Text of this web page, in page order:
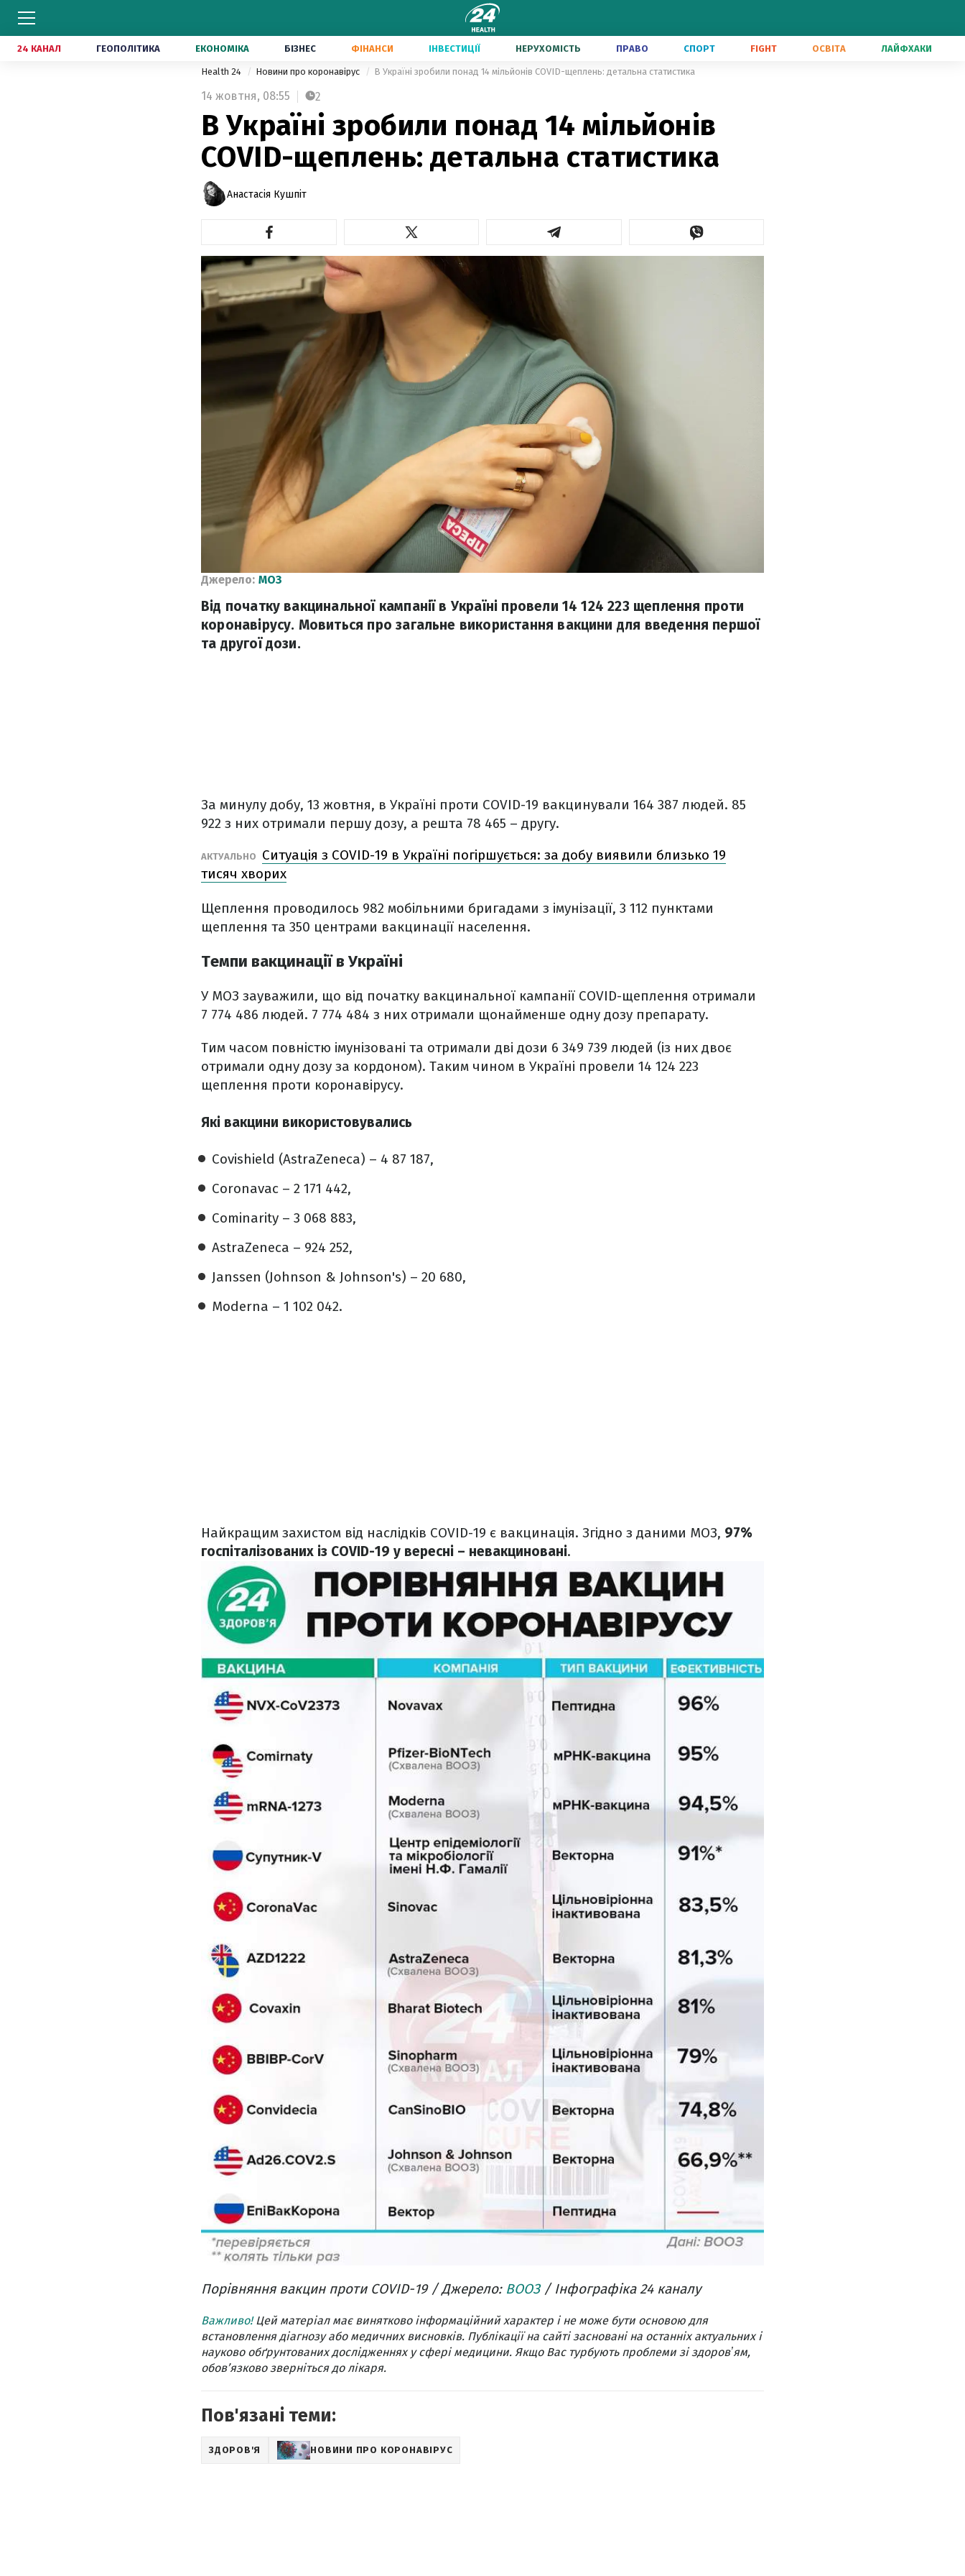
24 КАНАЛ ГЕОПОЛІТИКА ЕКОНОМІКА БІЗНЕС ФІНАНСИ ІНВЕСТИЦІЇ НЕРУХОМІСТЬ ПРАВО СПОРТ FIGHT ОСВІТА ЛАЙФХАКИ
Health 24 Новини про коронавірус В Україні зробили понад 14 мільйонів COVID-щеплень: детальна статистика
14 жовтня, 08:55 2
В Україні зробили понад 14 мільйонів
COVID-щеплень: детальна статистика
Анастасія Кушпіт
Джерело: МОЗ
Від початку вакцинальної кампанії в Україні провели 14 124 223 щеплення проти
коронавірусу. Мовиться про загальне використання вакцини для введення першої
та другої дози.
За минулу добу, 13 жовтня, в Україні проти COVID-19 вакцинували 164 387 людей. 85
922 з них отримали першу дозу, а решта 78 465 – другу.
АКТУАЛЬНО
Ситуація з COVID-19 в Україні погіршується: за добу виявили близько 19
тисяч хворих
Щеплення проводилось 982 мобільними бригадами з імунізації, 3 112 пунктами
щеплення та 350 центрами вакцинації населення.
Темпи вакцинації в Україні
У МОЗ зауважили, що від початку вакцинальної кампанії COVID-щеплення отримали
7 774 486 людей. 7 774 484 з них отримали щонайменше одну дозу препарату.
Тим часом повністю імунізовані та отримали дві дози 6 349 739 людей (із них двоє
отримали одну дозу за кордоном). Таким чином в Україні провели 14 124 223
щеплення проти коронавірусу.
Які вакцини використовувались
Covishield (AstraZeneca) – 4 87 187,
Coronavac – 2 171 442,
Cominarity – 3 068 883,
AstraZeneca – 924 252,
Janssen (Johnson & Johnson's) – 20 680,
Moderna – 1 102 042.
Найкращим захистом від наслідків COVID-19 є вакцинація. Згідно з даними МОЗ, 97%
госпіталізованих із COVID-19 у вересні – невакциновані.
Порівняння вакцин проти COVID-19 / Джерело: ВООЗ / Інфографіка 24 каналу
Важливо!Цей матеріал має винятково інформаційний характер і не може бути основою для
встановлення діагнозу або медичних висновків. Публікації на сайті засновані на останніх актуальних і
науково обґрунтованих дослідженнях у сфері медицини. Якщо Вас турбують проблеми зі здоровʼям,
обов’язково зверніться до лікаря.
Пов'язані теми:
ЗДОРОВ'Я НОВИНИ ПРО КОРОНАВІРУС